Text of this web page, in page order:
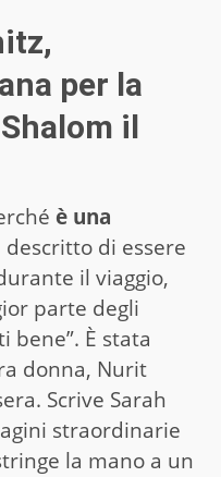
per la
il
è una
descritto di essere
il viaggio,
parte degli
bene”. È stata
donna, Nurit
Scrive Sarah
straordinarie
la mano a un